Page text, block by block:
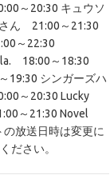
～20:30 キュウソ
ん 21:00～21:30
～22:30
18:00～18:30
19:30 シンガーズハ
～20:30 Lucky
～21:30 Novel
放送日時は変更に
ださい。